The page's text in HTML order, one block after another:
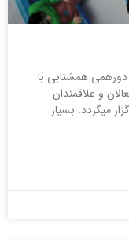
دورهمی دورهمی همشتابی با
و علاقمندان
میگردد. بسیار